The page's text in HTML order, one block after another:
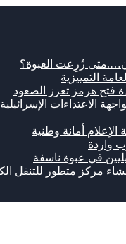
زُرِعت العبوة؟
التمييزية
الاعتداءات الإسرائيلية
أمانة وطنية
واردة
في عبوة ناسفة